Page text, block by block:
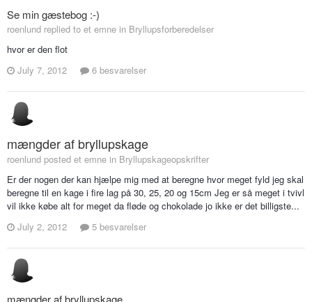
Se min gæstebog :-)
roenlund replied to et emne in Bryllupsforberedelser
hvor er den flot
July 7, 2012
6 besvarelser
mængder af bryllupskage
roenlund posted et emne in Bryllupskageopskrifter
Er der nogen der kan hjælpe mig med at beregne hvor meget fyld jeg skal
beregne til en kage i fire lag på 30, 25, 20 og 15cm Jeg er så meget i tvivl
vil ikke købe alt for meget da fløde og chokolade jo ikke er det billigste...
July 2, 2012
5 besvarelser
mængder af bryllupskage